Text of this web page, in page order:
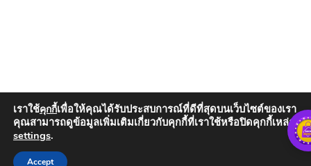
เราใช้คุกกี้เพื่อให้คุณได้รับประสบการณ์ที่ดีที่สุดบนเว็บไซต์ของเรา
คุณสามารถดูข้อมูลเพิ่มเติมเกี่ยวกับคุกกี้ที่เราใช้หรือปิดคุกกี้เหล่านั้น
settings.
Accept